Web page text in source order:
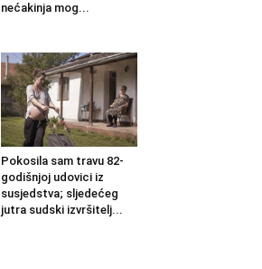
nećakinja mog...
Pokosila sam travu 82-
godišnjoj udovici iz
susjedstva; sljedećeg
jutra sudski izvršitelj...